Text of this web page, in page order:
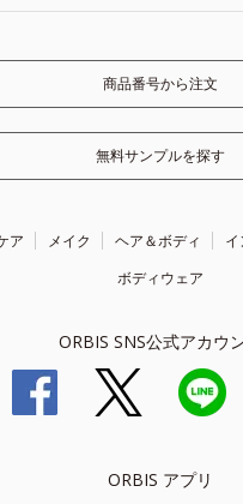
商品番号から注文
無料サンプルを探す
ア メイク ヘア＆ボディ
イ
ボディウェア
ORBIS SNS公式アカウ
ORBIS アプリ